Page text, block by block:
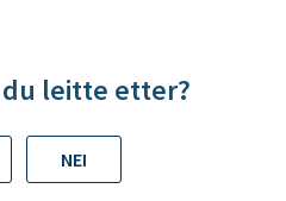
leitte etter?
NEI